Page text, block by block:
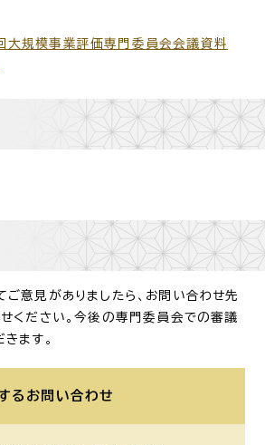
規模事業評価専門委員会会議資料
意見がありましたら、お問い合わせ先
ください。今後の専門委員会での審議
ます。
る お問い合わせ